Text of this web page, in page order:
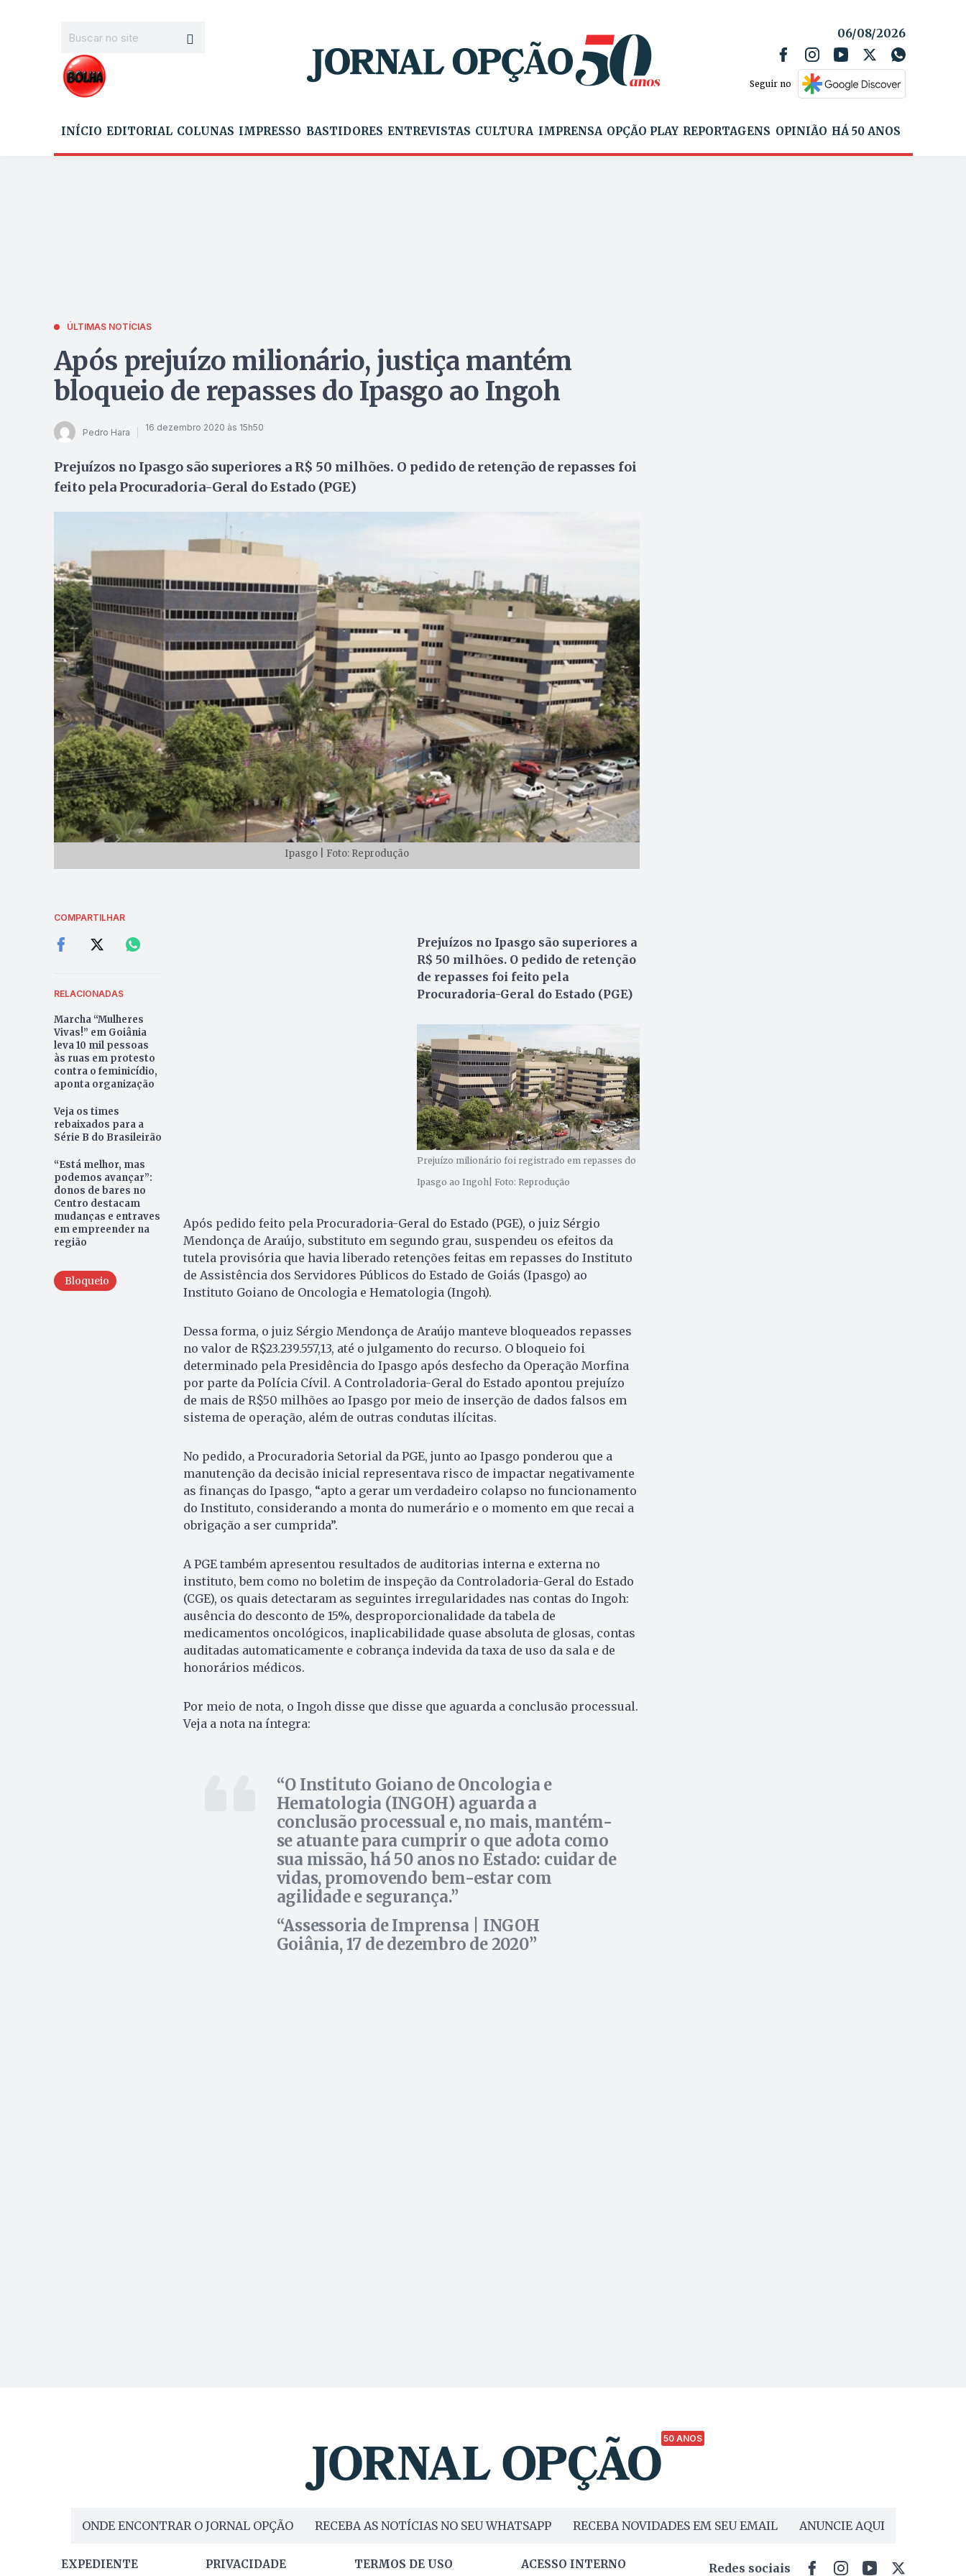
06/08/2026
Seguir no
INÍCIO EDITORIAL COLUNAS IMPRESSO BASTIDORES ENTREVISTAS CULTURA IMPRENSA OPÇÃO PLAY REPORTAGENS OPINIÃO HÁ 50 ANOS
ÚLTIMAS NOTÍCIAS
Após prejuízo milionário, justiça mantém
bloqueio de repasses do Ipasgo ao Ingoh
Pedro Hara 16 dezembro 2020 às 15h50
Prejuízos no Ipasgo são superiores a R$ 50 milhões. O pedido de retenção de repasses foi
feito pela Procuradoria-Geral do Estado (PGE)
Ipasgo | Foto: Reprodução
COMPARTILHAR
RELACIONADAS
Marcha “Mulheres
Vivas!” em Goiânia
leva 10 mil pessoas
às ruas em protesto
contra o feminicídio,
aponta organização
Veja os times
rebaixados para a
Série B do Brasileirão
“Está melhor, mas
podemos avançar”:
donos de bares no
Centro destacam
mudanças e entraves
em empreender na
região
Bloqueio
Prejuízos no Ipasgo são superiores a
R$ 50 milhões. O pedido de retenção
de repasses foi feito pela
Procuradoria-Geral do Estado (PGE)
Prejuízo milionário foi registrado em repasses do
Ipasgo ao Ingoh| Foto: Reprodução
Após pedido feito pela Procuradoria-Geral do Estado (PGE), o juiz Sérgio
Mendonça de Araújo, substituto em segundo grau, suspendeu os efeitos da
tutela provisória que havia liberado retenções feitas em repasses do Instituto
de Assistência dos Servidores Públicos do Estado de Goiás (Ipasgo) ao
Instituto Goiano de Oncologia e Hematologia (Ingoh).
Dessa forma, o juiz Sérgio Mendonça de Araújo manteve bloqueados repasses
no valor de R$23.239.557,13, até o julgamento do recurso. O bloqueio foi
determinado pela Presidência do Ipasgo após desfecho da Operação Morfina
por parte da Polícia Cívil. A Controladoria-Geral do Estado apontou prejuízo
de mais de R$50 milhões ao Ipasgo por meio de inserção de dados falsos em
sistema de operação, além de outras condutas ilícitas.
No pedido, a Procuradoria Setorial da PGE, junto ao Ipasgo ponderou que a
manutenção da decisão inicial representava risco de impactar negativamente
as finanças do Ipasgo, “apto a gerar um verdadeiro colapso no funcionamento
do Instituto, considerando a monta do numerário e o momento em que recai a
obrigação a ser cumprida”.
A PGE também apresentou resultados de auditorias interna e externa no
instituto, bem como no boletim de inspeção da Controladoria-Geral do Estado
(CGE), os quais detectaram as seguintes irregularidades nas contas do Ingoh:
ausência do desconto de 15%, desproporcionalidade da tabela de
medicamentos oncológicos, inaplicabilidade quase absoluta de glosas, contas
auditadas automaticamente e cobrança indevida da taxa de uso da sala e de
honorários médicos.
Por meio de nota, o Ingoh disse que disse que aguarda a conclusão processual.
Veja a nota na íntegra:
O Instituto Goiano de Oncologia e
Hematologia (INGOH) aguarda a
conclusão processual e, no mais, mantém-
se atuante para cumprir o que adota como
sua missão, há 50 anos no Estado: cuidar de
vidas, promovendo bem-estar com
agilidade e segurança.
Assessoria de Imprensa | INGOH
Goiânia, 17 de dezembro de 2020
50 ANOS
ONDE ENCONTRAR O JORNAL OPÇÃO RECEBA AS NOTÍCIAS NO SEU WHATSAPP RECEBA NOVIDADES EM SEU EMAIL ANUNCIE AQUI
EXPEDIENTE PRIVACIDADE TERMOS DE USO ACESSO INTERNO Redes sociais